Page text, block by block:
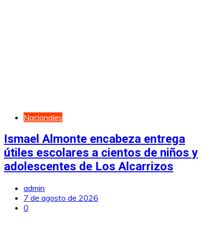
Nacionales
Ismael Almonte encabeza entrega
útiles escolares a cientos de niños y
adolescentes de Los Alcarrizos
admin
7 de agosto de 2026
0